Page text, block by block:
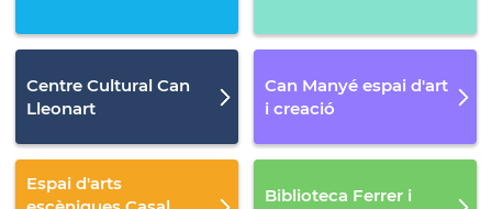
Centre Cultural Can
Lleonart
Can Manyé espai d'art
i creació
Espai d'arts
Biblioteca Ferrer i